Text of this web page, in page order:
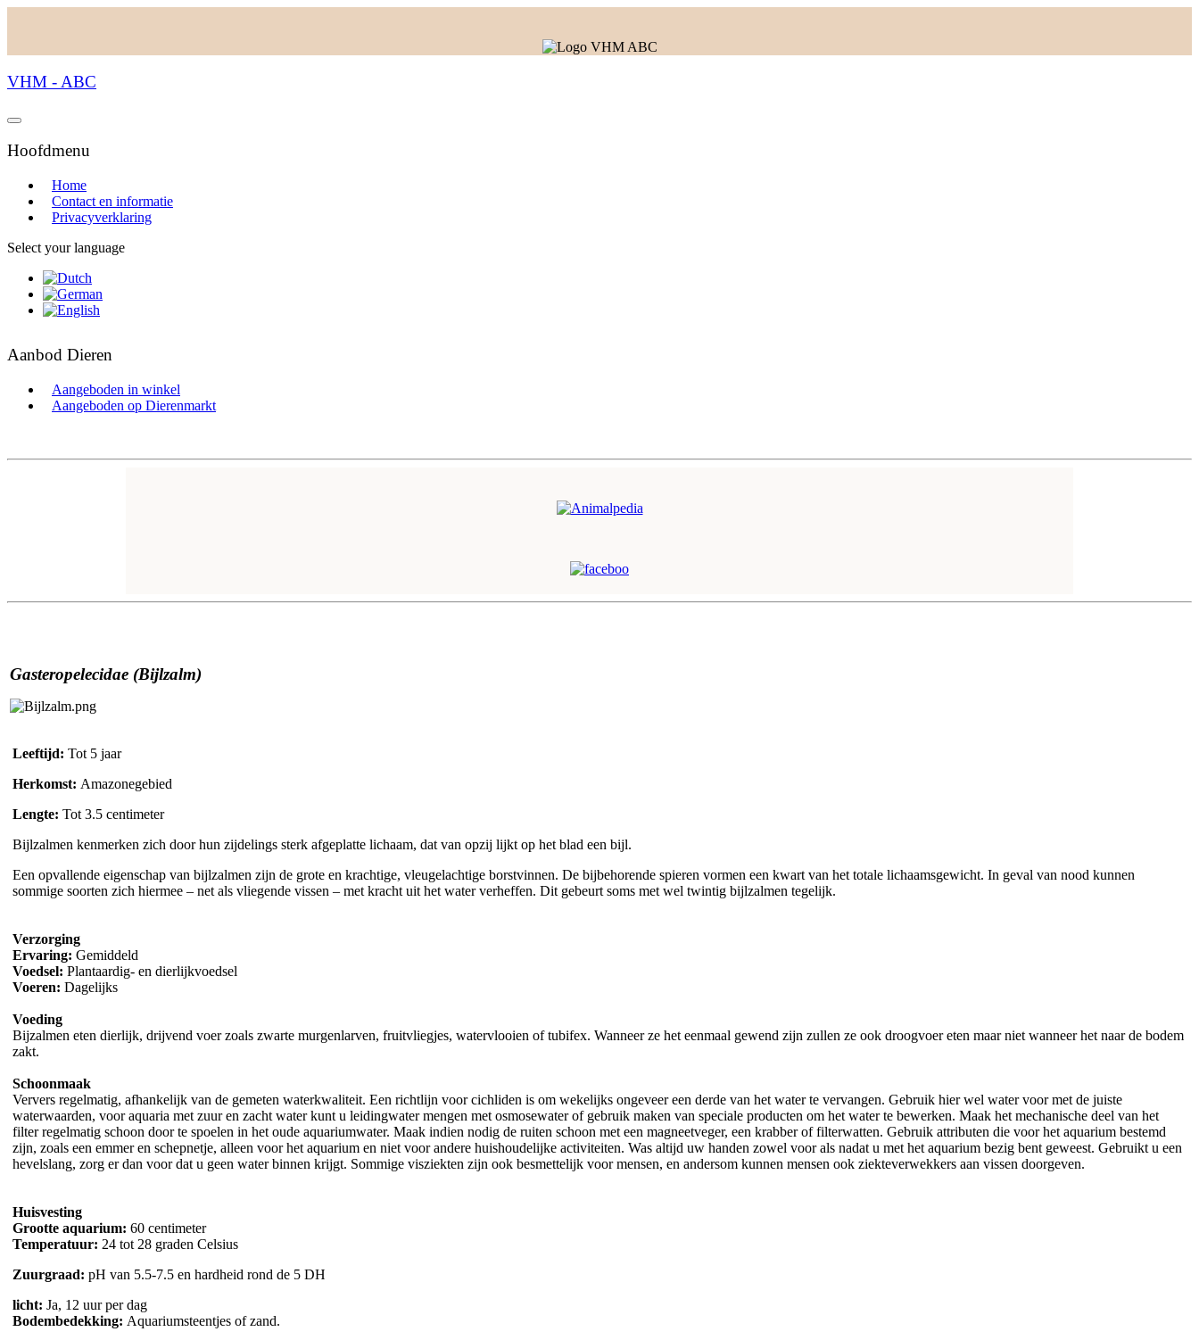
VHM - ABC
Hoofdmenu
Home
Contact en informatie
Privacyverklaring
Select your language
Aanbod Dieren
Aangeboden in winkel
Aangeboden op Dierenmarkt
Gasteropelecidae (Bijlzalm)
Leeftijd: Tot 5 jaar
Herkomst: Amazonegebied
Lengte: Tot 3.5 centimeter
Bijlzalmen kenmerken zich door hun zijdelings sterk afgeplatte lichaam, dat van opzij lijkt op het blad een bijl.
Een opvallende eigenschap van bijlzalmen zijn de grote en krachtige, vleugelachtige borstvinnen. De bijbehorende spieren vormen een kwart van het totale lichaamsgewicht. In geval van nood kunnen
sommige soorten zich hiermee – net als vliegende vissen – met kracht uit het water verheffen. Dit gebeurt soms met wel twintig bijlzalmen tegelijk.
Verzorging
Ervaring: Gemiddeld
Voedsel: Plantaardig- en dierlijkvoedsel
Voeren: Dagelijks
Voeding
Bijzalmen eten dierlijk, drijvend voer zoals zwarte murgenlarven, fruitvliegjes, watervlooien of tubifex. Wanneer ze het eenmaal gewend zijn zullen ze ook droogvoer eten maar niet wanneer het naar de bodem
zakt.
Schoonmaak
Ververs regelmatig, afhankelijk van de gemeten waterkwaliteit. Een richtlijn voor cichliden is om wekelijks ongeveer een derde van het water te vervangen. Gebruik hier wel water voor met de juiste
waterwaarden, voor aquaria met zuur en zacht water kunt u leidingwater mengen met osmosewater of gebruik maken van speciale producten om het water te bewerken. Maak het mechanische deel van het
filter regelmatig schoon door te spoelen in het oude aquariumwater. Maak indien nodig de ruiten schoon met een magneetveger, een krabber of filterwatten. Gebruik attributen die voor het aquarium bestemd
zijn, zoals een emmer en schepnetje, alleen voor het aquarium en niet voor andere huishoudelijke activiteiten. Was altijd uw handen zowel voor als nadat u met het aquarium bezig bent geweest. Gebruikt u een
hevelslang, zorg er dan voor dat u geen water binnen krijgt. Sommige visziekten zijn ook besmettelijk voor mensen, en andersom kunnen mensen ook ziekteverwekkers aan vissen doorgeven.
Huisvesting
Grootte aquarium: 60 centimeter
Temperatuur: 24 tot 28 graden Celsius
Zuurgraad: pH van 5.5-7.5 en hardheid rond de 5 DH
licht: Ja, 12 uur per dag
Bodembedekking: Aquariumsteentjes of zand.